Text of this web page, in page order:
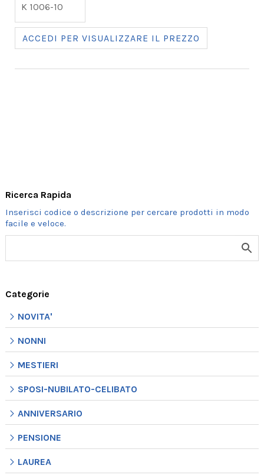
Ricerca Rapida
Categorie
NOVITA'
NONNI
MESTIERI
SPOSI-NUBILATO-CELIBATO
ANNIVERSARIO
PENSIONE
LAUREA
K 1006-10
ACCEDI PER VISUALIZZARE IL PREZZO